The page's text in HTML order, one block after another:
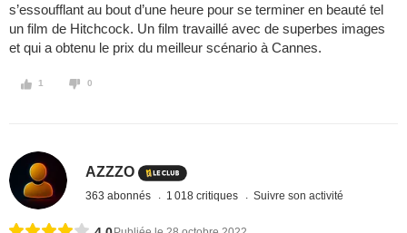
s’essoufflant au bout d’une heure pour se terminer en beauté tel
un film de Hitchcock. Un film travaillé avec de superbes images
et qui a obtenu le prix du meilleur scénario à Cannes.
1 0
AZZZO
363 abonnés 1 018 critiques Suivre son activité